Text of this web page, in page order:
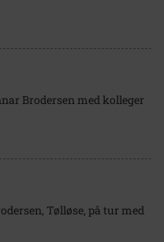
Brodersen med kolleger
Tølløse, på tur med